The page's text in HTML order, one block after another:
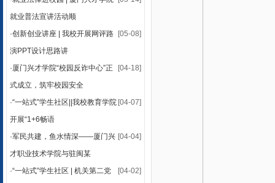
就业普法宣讲活动顺
[05-08]
·创新创业讲座 | 我校开展网评路
演PPT设计思路讲
[04-18]
·厦门兴才学院“校园反诈中心”正
式成立，筑牢校园安全
[04-07]
·“一站式”学生社区||我校教育学院
开展“1+6畅语
[04-04]
·军民共建，鱼水情深——厦门兴
才职业技术学院与驻闽某
[04-02]
·“一站式”学生社区 | 机关第二党